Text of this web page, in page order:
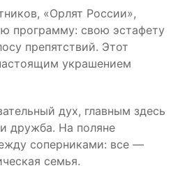
«Орлят России»,
программу: свою эстафету
препятствий. Этот
украшением
дух, главным здесь
дружба. На поляне
соперниками: все —
семья.